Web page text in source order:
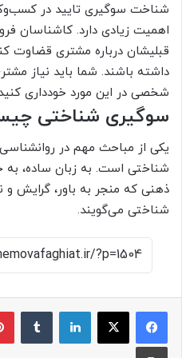
شناخت سوگیری تایید در
اهمیت زیادی دارد. کاشناسان
قبلیشان درباره مشتری قضاوت
داشته باشند. شما باید نیاز
شخصی در این مورد خودداری
سوگیری شناختی
یکی از مباحث مهم در
شناختی است. به زبان ساده، به
ذهنی که منجر به باور، گرایش
شناختی می‌گویند.
لینکدین
چاپ